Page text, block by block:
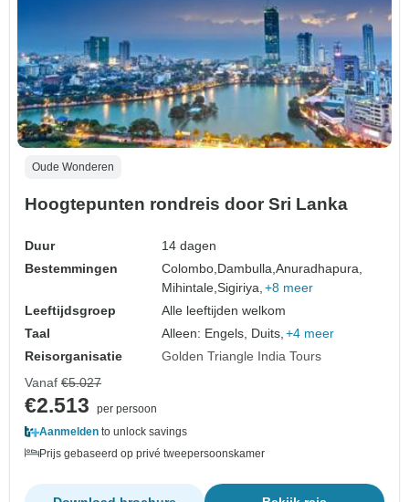
Oude Wonderen
Hoogtepunten rondreis door Sri Lanka
Duur
14 dagen
Bestemmingen
Colombo,Dambulla,Anuradhapura,
Mihintale,Sigiriya, +8 meer
Leeftijdsgroep
Alle leeftijden welkom
Taal
Alleen: Engels, Duits, +4 meer
Reisorganisatie
Golden Triangle India Tours
Vanaf €5.027
€2.513
per persoon
Aanmelden to unlock savings
Prijs gebaseerd op privé tweepersoonskamer